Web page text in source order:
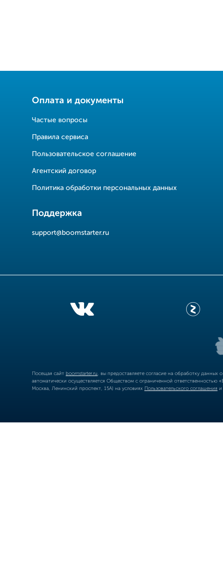
Оплата и документы
Частые вопросы
Правила сервиса
Пользовательское соглашение
Агентский договор
Политика обработки персональных данных
Поддержка
support@boomstarter.ru
Посещая сайт boomstarter.ru , вы предоставляете согласие на обработку
автоматически осуществляется Обществом с ограниченной
Москва, Ленинский проспект, 15А) на условиях Пользовательского соглашения и